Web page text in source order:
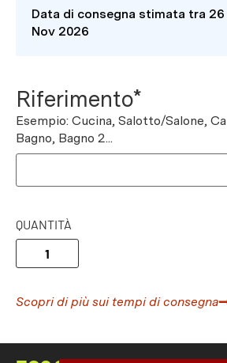
Data di consegna stimata tra
Nov 2026
Riferimento*
Esempio: Cucina, Salotto/Salone,
Bagno, Bagno 2...
QUANTITÀ
Scopri di più sui tempi di consegna